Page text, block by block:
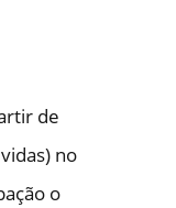
de
no
o